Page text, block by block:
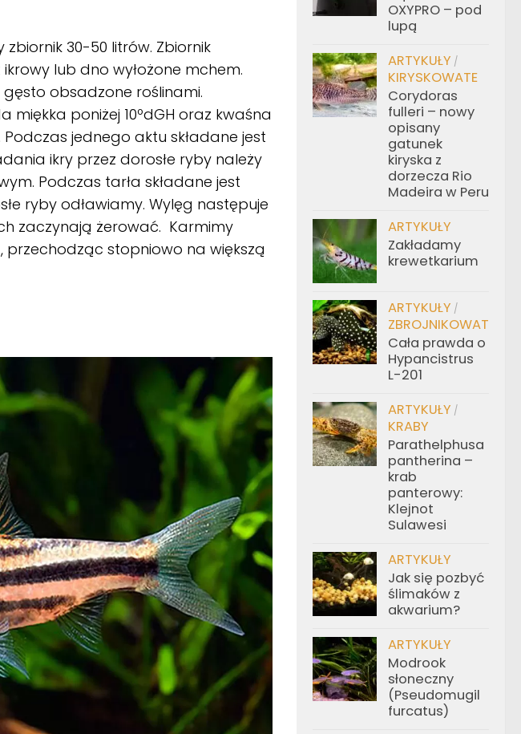
30-50 litrów. Zbiornik
lub dno wyłożone mchem.
obsadzone roślinami.
poniżej 10ºdGH oraz kwaśna
jednego aktu składane jest
ikry przez dorosłe ryby należy
Podczas tarła składane jest
ryby odławiamy. Wylęg następuje
zaczynają żerować. Karmimy
stopniowo na większą
OXYPRO – pod
lupą
ARTYKUŁY /
KIRYSKOWATE
Corydoras
fulleri – nowy
opisany
gatunek
kiryska z
dorzecza Rio
Madeira w Peru
ARTYKUŁY
Zakładamy
krewetkarium
ARTYKUŁY /
ZBROJNIKOWATE
Cała prawda o
Hypancistrus
L-201
ARTYKUŁY /
KRABY
Parathelphusa
pantherina –
krab
panterowy:
Klejnot
Sulawesi
ARTYKUŁY
Jak się pozbyć
ślimaków z
akwarium?
ARTYKUŁY
Modrook
słoneczny
(Pseudomugil
furcatus)